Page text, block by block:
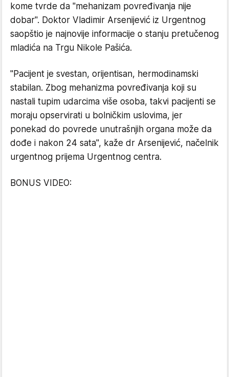
kome tvrde da "mehanizam povređivanja nije
dobar". Doktor Vladimir Arsenijević iz Urgentnog
saopštio je najnovije informacije o stanju pretučenog
mladića na Trgu Nikole Pašića.
"Pacijent je svestan, orijentisan, hermodinamski
stabilan. Zbog mehanizma povređivanja koji su
nastali tupim udarcima više osoba, takvi pacijenti se
moraju opservirati u bolničkim uslovima, jer
ponekad do povrede unutrašnjih organa može da
dođe i nakon 24 sata", kaže dr Arsenijević, načelnik
urgentnog prijema Urgentnog centra.
BONUS VIDEO: